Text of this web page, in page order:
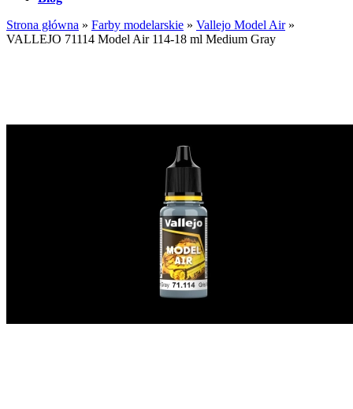
Strona główna » Farby modelarskie » Vallejo Model Air»
VALLEJO 71114 Model Air 114-18 ml Medium Gray